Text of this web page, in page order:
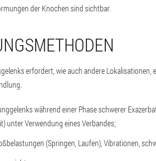
der Knochen sind sichtbar.
erfordert, wie auch andere Lokalisationen,
während einer Phase schwerer
unter Verwendung eines Verbandes;
(Springen, Laufen), Vibrationen,